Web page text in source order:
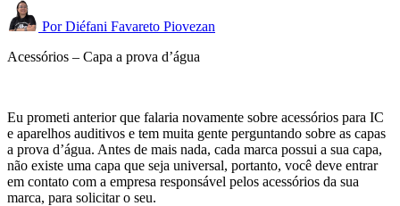
Por Diéfani Favareto Piovezan
Acessórios – Capa a prova d’água
Eu prometi anterior que falaria novamente sobre acessórios para IC
e aparelhos auditivos e tem muita gente perguntando sobre as capas
a prova d’água. Antes de mais nada, cada marca possui a sua capa,
não existe uma capa que seja universal, portanto, você deve entrar
em contato com a empresa responsável pelos acessórios da sua
marca, para solicitar o seu.